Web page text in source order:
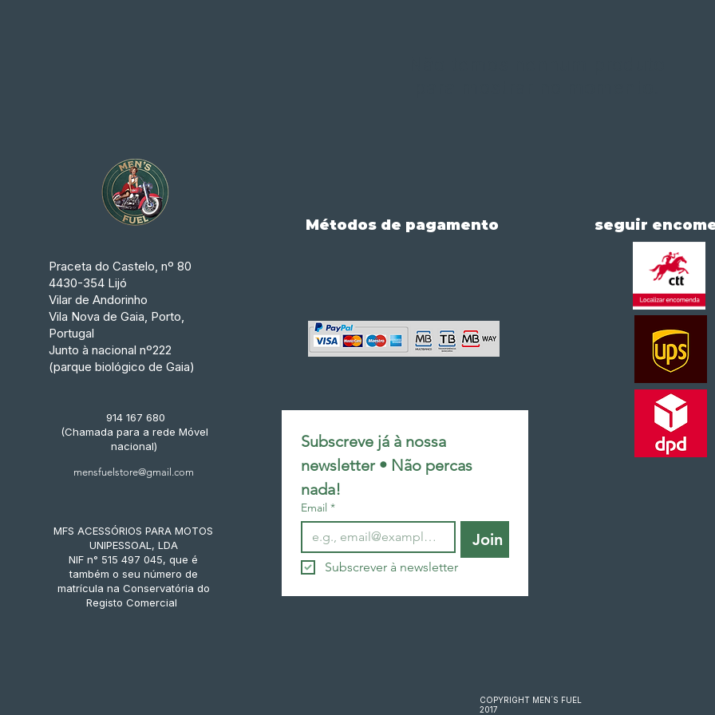
Praceta do Castelo, nº 80
4430-354 Lijó
Vilar de Andorinho
Vila Nova de Gaia, Porto,
Portugal
Junto à nacional nº222
(parque biológico de Gaia)
914 167 680
(Chamada para a rede Móvel
nacional)
mensfuelstore@gmail.com
MFS ACESSÓRIOS PARA MOTOS
UNIPESSOAL, LDA
NIF n° 515 497 045, que é
também o seu número de
matrícula na Conservatória do
Registo Comercial
Métodos de pagamento
Subscreve já à nossa
newsletter • Não percas
nada!
Email *
Join
Subscrever à newsletter
seguir
COPYRIGHT MEN´S FUEL
2017